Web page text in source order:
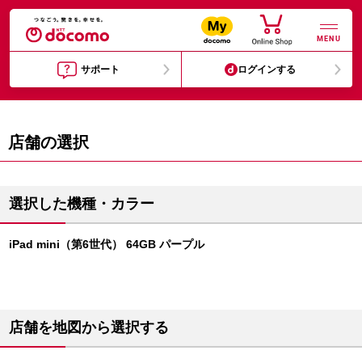
MENU
サポート ログインする
店舗の選択
選択した機種・カラー
iPad mini（第6世代） 64GB パープル
店舗を地図から選択する